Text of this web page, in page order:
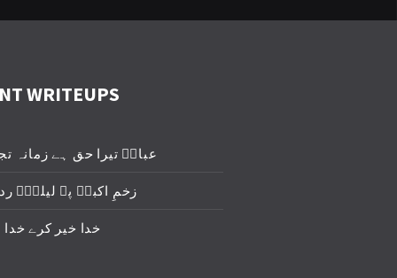
WRITEUPS
عباسؑ تیرا حق ہے زمانہ
زخمِ اکبرؑ پہ لیلیٰؑ
خدا خیر کرے